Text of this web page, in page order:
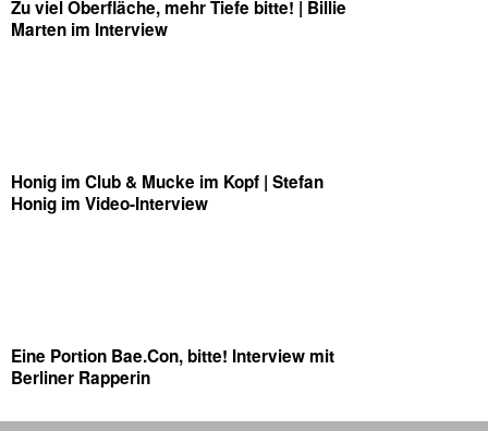
Zu viel Oberfläche, mehr Tiefe bitte! | Billie
Marten im Interview
Honig im Club & Mucke im Kopf | Stefan
Honig im Video-Interview
Eine Portion Bae.Con, bitte! Interview mit
Berliner Rapperin